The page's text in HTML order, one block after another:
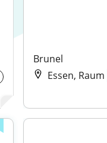
Brunel
Essen, Raum